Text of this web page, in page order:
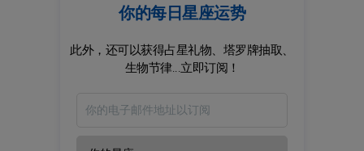
你的每日星座运势
此外，还可以获得占星礼物、塔罗牌抽取、
生物节律...立即订阅！